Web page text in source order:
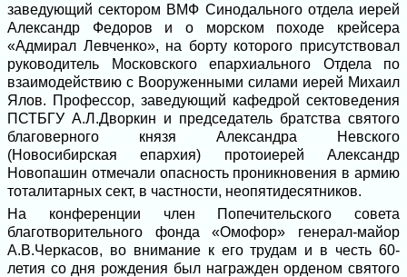
заведующий сектором ВМФ Синодального отдела иерей
Александр Федоров и о морском походе крейсера
«Адмирал Левченко», на борту которого присутствовал
руководитель Московского епархиального Отдела по
взаимодействию с Вооруженными силами иерей Михаил
Ялов. Профессор, заведующий кафедрой сектоведения
ПСТБГУ А.Л.Дворкин и председатель братства святого
благоверного князя Александра Невского
(Новосибирская епархия) протоиерей Александр
Новопашин отмечали опасность проникновения в армию
тоталитарных сект, в частности, неопятидесятников.
На конференции член Попечительского совета
благотворительного фонда «Омофор» генерал-майор
А.В.Черкасов, во внимание к его трудам и в честь 60-
летия со дня рождения был награжден орденом святого